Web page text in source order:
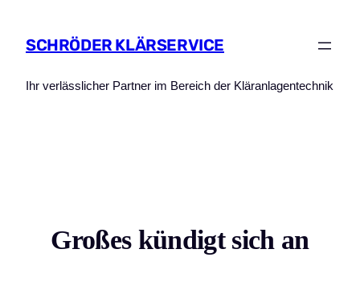
SCHRÖDER KLÄRSERVICE
Ihr verlässlicher Partner im Bereich der Kläranlagentechnik
Großes kündigt sich an